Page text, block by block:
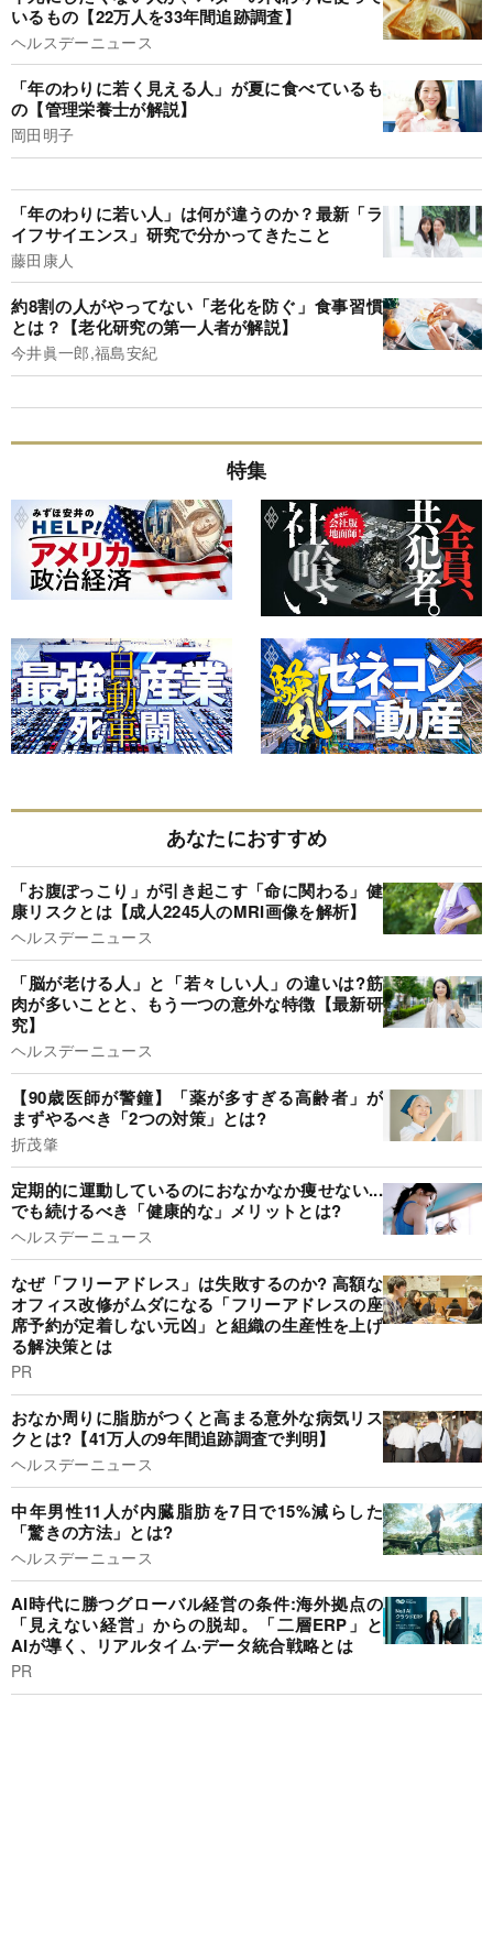
いるもの【22万人を33年間追跡調査】
ヘルスデーニュース
「年のわりに若く見える人」が夏に食べているも
の【管理栄養士が解説】
岡田明子
「年のわりに若い人」は何が違うのか？最新「ラ
イフサイエンス」研究で分かってきたこと
藤田康人
約8割の人がやってない「老化を防ぐ」食事習慣
とは？【老化研究の第一人者が解説】
今井眞一郎,福島安紀
特集
あなたにおすすめ
「お腹ぽっこり」が引き起こす「命に関わる」健
康リスクとは【成人2245人のMRI画像を解析】
ヘルスデーニュース
「脳が老ける人」と「若々しい人」の違いは?筋
肉が多いことと、もう一つの意外な特徴【最新研
究】
ヘルスデーニュース
【90歳医師が警鐘】「薬が多すぎる高齢者」が
まずやるべき「2つの対策」とは?
折茂肇
定期的に運動しているのにおなかなか痩せない...
でも続けるべき「健康的な」メリットとは?
ヘルスデーニュース
なぜ「フリーアドレス」は失敗するのか? 高額な
オフィス改修がムダになる「フリーアドレスの座
席予約が定着しない元凶」と組織の生産性を上げ
る解決策とは
PR
おなか周りに脂肪がつくと高まる意外な病気リス
クとは?【41万人の9年間追跡調査で判明】
ヘルスデーニュース
中年男性11人が内臓脂肪を7日で15%減らした
「驚きの方法」とは?
ヘルスデーニュース
AI時代に勝つグローバル経営の条件:海外拠点の
「見えない経営」からの脱却。「二層ERP」と
AIが導く、リアルタイム·データ統合戦略とは
PR